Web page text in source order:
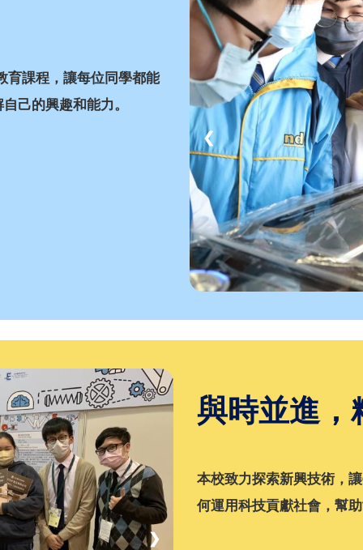
育課程，讓每位同學都能
己的興趣和能力。
❮
與時並進，
本校致力探索新興技術，
何運用科技貢獻社會，幫
❯